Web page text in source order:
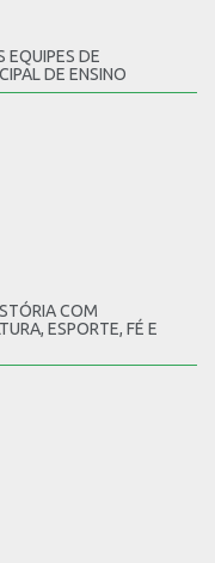
EQUIPES DE
DE ENSINO
COM
ESPORTE, FÉ E